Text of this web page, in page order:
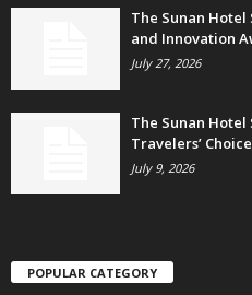
The Sunan Hotel
and Innovation
July 27, 2026
The Sunan
Travelers’
July 9, 2026
POPULAR CATEGORY